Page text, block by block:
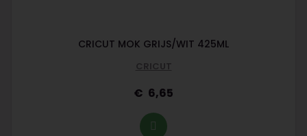
CRICUT MOK GRIJS/WIT 425ML
CRICUT
6,65